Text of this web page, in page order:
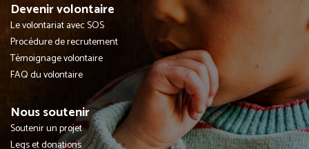
Devenir volontaire
Le volontariat avec SOS
Procédure de recrutement
Témoignage volontaire
FAQ du volontaire
Nous soutenir
Soutenir un projet
Legs et donations